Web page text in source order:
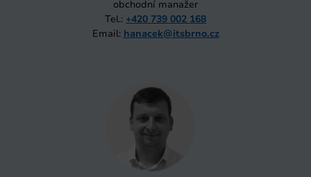
obchodní manažer
Tel.: +420 739 002 168
Email: hanacek@itsbrno.cz